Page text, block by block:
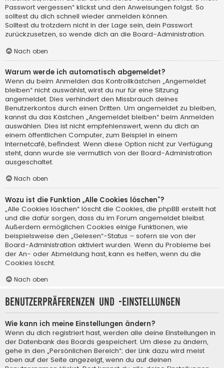
Passwort vergessen“ klickst und den Anweisungen folgst. So
solltest du dich schnell wieder anmelden können.
Solltest du trotzdem nicht in der Lage sein, dein Passwort
zurückzusetzen, so wende dich an die Board-Administration.
Nach oben
Warum werde ich automatisch abgemeldet?
Wenn du beim Anmelden das Kontrollkästchen „Angemeldet
bleiben“ nicht auswählst, wirst du nur für eine Sitzung
angemeldet. Dies verhindert den Missbrauch deines
Benutzerkontos durch einen Dritten. Um angemeldet zu bleiben,
kannst du das Kästchen „Angemeldet bleiben“ beim Anmelden
auswählen. Dies ist nicht empfehlenswert, wenn du dich an
einem öffentlichen Computer, zum Beispiel in einem
Internetcafé, befindest. Wenn diese Option nicht zur Verfügung
steht, dann wurde sie vermutlich von der Board-Administration
ausgeschaltet.
Nach oben
Wozu ist die Funktion „Alle Cookies löschen“?
„Alle Cookies löschen“ löscht die Cookies, die phpBB erstellt hat
und die dafür sorgen, dass du im Forum angemeldet bleibst.
Außerdem ermöglichen Cookies einige Funktionen, wie
beispielsweise den „Gelesen“-Status – sofern sie von der
Board-Administration aktiviert wurden. Wenn du Probleme bei
der An- oder Abmeldung hast, kann es helfen, wenn du die
Cookies löscht.
Nach oben
Benutzerpräferenzen und -einstellungen
Wie kann ich meine Einstellungen ändern?
Wenn du dich registriert hast, werden alle deine Einstellungen in
der Datenbank des Boards gespeichert. Um diese zu ändern,
gehe in den „Persönlichen Bereich“; der Link dazu wird meist
oben auf der Seite angezeigt, wenn du auf deinen